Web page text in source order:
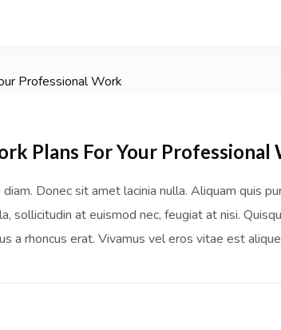
Plans For Your Professional
Donec sit amet lacinia nulla. Aliquam quis
sollicitudin at euismod nec, feugiat at nisi.
a rhoncus erat. Vivamus vel eros vitae est